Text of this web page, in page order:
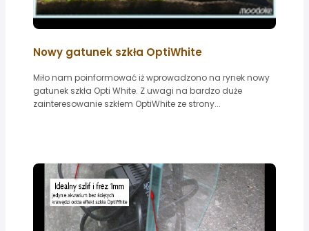
Nowy gatunek szkła OptiWhite
Miło nam poinformować iż wprowadzono na rynek nowy
gatunek szkła Opti White. Z uwagi na bardzo duże
zainteresowanie szkłem OptiWhite ze strony...